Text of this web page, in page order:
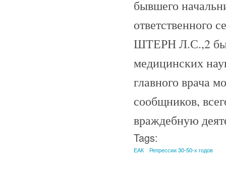
бывшего
ответственного
ШТЕРН Л.С.,2
медицинских
главного врача
сообщников,
враждебную
Tags:
ЕАК Репрессии 30-50-х годов